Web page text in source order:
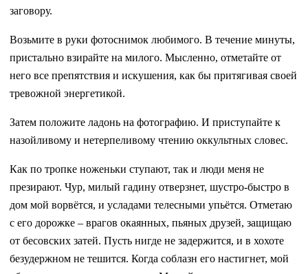
заговору.
Возьмите в руки фотоснимок любимого. В течение минуты,
пристально взирайте на милого. Мысленно, отметайте от
него все препятствия и искушения, как бы притягивая своей
тревожной энергетикой.
Затем положите ладонь на фотографию. И приступайте к
назойливому и нетерпеливому чтению оккультных словес.
Как по тропке ноженьки ступают, так и люди меня не
презирают. Чур, милый гадину отверзнет, шустро-быстро в
дом мой ворвётся, и усладами телесными упьётся. Отметаю
с его дорожке – врагов окаянных, пьяных друзей, защищаю
от бесовских затей. Пусть нигде не задержится, и в хохоте
безудержном не тешится. Когда соблазн его настигнет, мой